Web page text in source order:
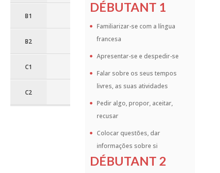
B1
B2
C1
C2
DÉBUTANT 1
Familiarizar-se com a língua
francesa
Apresentar-se e despedir-se
Falar sobre os seus tempos
livres, as suas atividades
Pedir algo, propor, aceitar,
recusar
Colocar questões, dar
informações sobre si
DÉBUTANT 2